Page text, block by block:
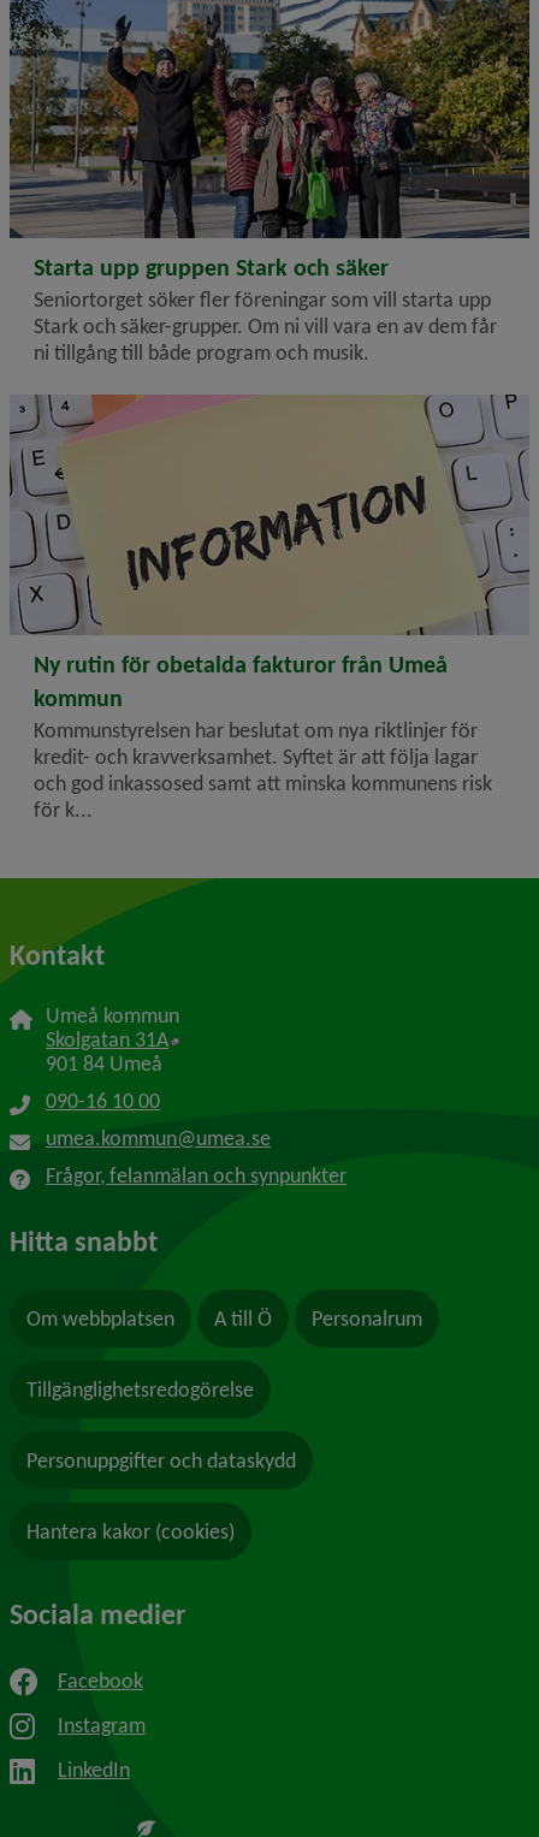
2026-01-19
Starta upp gruppen Stark och säker
Seniortorget söker fler föreningar som vill starta upp
Stark och säker-grupper. Om ni vill vara en av dem får
ni tillgång till både program och musik.
2026-01-10
Ny rutin för obetalda fakturor från Umeå
kommun
Kommunstyrelsen har beslutat om nya riktlinjer för
kredit- och kravverksamhet. Syftet är att följa lagar
och god inkassosed samt att minska kommunens risk
för k...
Kontakt
Umeå kommun
Skolgatan 31A Länk till annan webbplats, öppnas i nytt
901 84 Umeå
090-16 10 00
umea.kommun@umea.se
Frågor, felanmälan och synpunkter
Hitta snabbt
Om webbplatsen A till Ö Personalrum
Tillgänglighetsredogörelse
Personuppgifter och dataskydd
Hantera kakor (cookies)
Sociala medier
Facebook
Instagram
LinkedIn